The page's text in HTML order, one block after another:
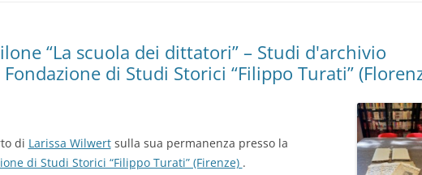
“La scuola dei dittatori” – Studi d'archivio
di Studi Storici “Filippo Turati”
di Larissa Wilwertsulla sua permanenza presso la
di Studi Storici “Filippo Turati” (Firenze) .